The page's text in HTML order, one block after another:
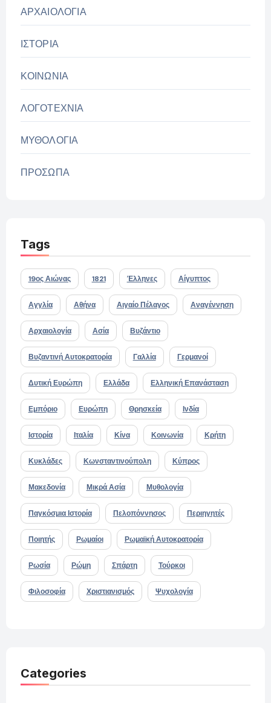
ΑΡΧΑΙΟΛΟΓΙΑ
ΙΣΤΟΡΙΑ
ΚΟΙΝΩΝΙΑ
ΛΟΓΟΤΕΧΝΙΑ
ΜΥΘΟΛΟΓΙΑ
ΠΡΟΣΩΠΑ
Tags
19ος Αιώνας 1821 Έλληνες Αίγυπτος
Αγγλία Αθήνα Αιγαίο Πέλαγος Αναγέννηση
Αρχαιολογία Ασία Βυζάντιο
Βυζαντινή Αυτοκρατορία Γαλλία Γερμανοί
Δυτική Ευρώπη Ελλάδα Ελληνική Επανάσταση
Εμπόριο Ευρώπη Θρησκεία Ινδία
Ιστορία Ιταλία Κίνα Κοινωνία Κρήτη
Κυκλάδες Κωνσταντινούπολη Κύπρος
Μακεδονία Μικρά Ασία Μυθολογία
Παγκόσμια Ιστορία Πελοπόννησος Περιηγητές
Ποιητής Ρωμαίοι Ρωμαϊκή Αυτοκρατορία
Ρωσία Ρώμη Σπάρτη Τούρκοι
Φιλοσοφία Χριστιανισμός Ψυχολογία
Categories